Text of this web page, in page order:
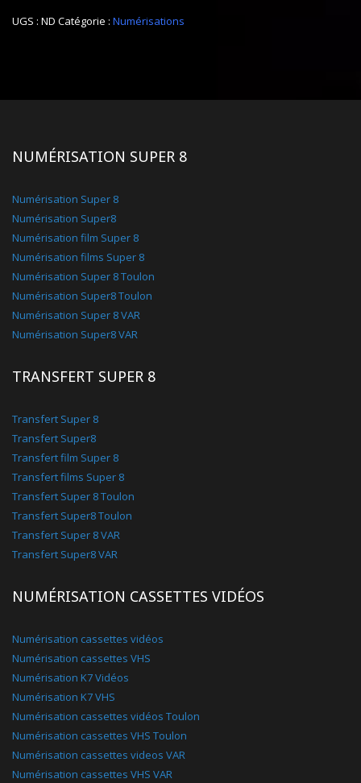
UGS : ND Catégorie : Numérisations
NUMÉRISATION SUPER 8
Numérisation Super 8
Numérisation Super8
Numérisation film Super 8
Numérisation films Super 8
Numérisation Super 8 Toulon
Numérisation Super8 Toulon
Numérisation Super 8 VAR
Numérisation Super8 VAR
TRANSFERT SUPER 8
Transfert Super 8
Transfert Super8
Transfert film Super 8
Transfert films Super 8
Transfert Super 8 Toulon
Transfert Super8 Toulon
Transfert Super 8 VAR
Transfert Super8 VAR
NUMÉRISATION CASSETTES VIDÉOS
Numérisation cassettes vidéos
Numérisation cassettes VHS
Numérisation K7 Vidéos
Numérisation K7 VHS
Numérisation cassettes vidéos Toulon
Numérisation cassettes VHS Toulon
Numérisation cassettes videos VAR
Numérisation cassettes VHS VAR